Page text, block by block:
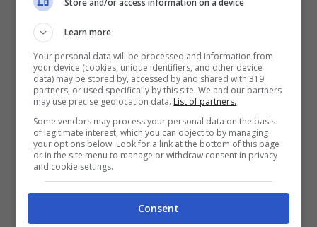
25 Settembre 2022 diMary Ingrosso
Arriva davvero l’autunno: perturbazioni in arrivo
e calo delle temperature, previsioni meteo di
Napoli e della Campania. Un lieve aumento
delle temperature si era fatto sentire nelle
ultime giornate sulla penisola. Ma l’autunno è
davvero arrivato: si attende un nuovo calo che
farà immergere lo stivale nella nuova stagione.
Le regioni del Sud saranno interessate …
tutto
Store and/or access information on a device
Learn more
Your personal data will be processed and information from
your device (cookies, unique identifiers, and other device
data) may be stored by, accessed by and shared with 319
partners, or used specifically by this site. We and our partners
may use precise geolocation data. List of partners.
Some vendors may process your personal data on the basis
of legitimate interest, which you can object to by managing
your options below. Look for a link at the bottom of this page
or in the site menu to manage or withdraw consent in privacy
and cookie settings.
Consent